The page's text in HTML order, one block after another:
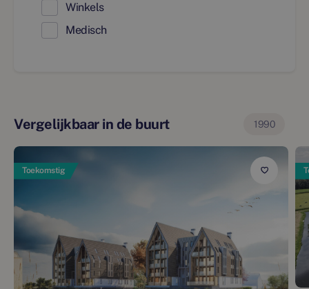
Winkels
Medisch
Vergelijkbaar in de buurt 1990
Toekomstig